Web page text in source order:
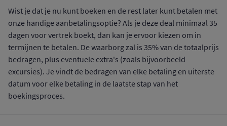
Wist je dat je nu kunt boeken en de rest later kunt betalen met
onze handige aanbetalingsoptie? Als je deze deal minimaal 35
dagen voor vertrek boekt, dan kan je ervoor kiezen om in
termijnen te betalen. De waarborg zal is 35% van de totaalprijs
bedragen, plus eventuele extra's (zoals bijvoorbeeld
excursies). Je vindt de bedragen van elke betaling en uiterste
datum voor elke betaling in de laatste stap van het
boekingsproces.